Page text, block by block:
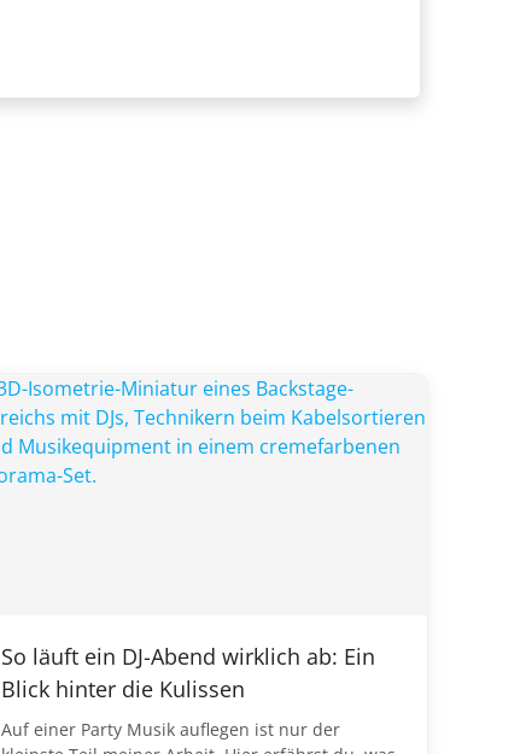
So läuft ein DJ-Abend wirklich ab: Ein
Blick hinter die Kulissen
Auf einer Party Musik auflegen ist nur der